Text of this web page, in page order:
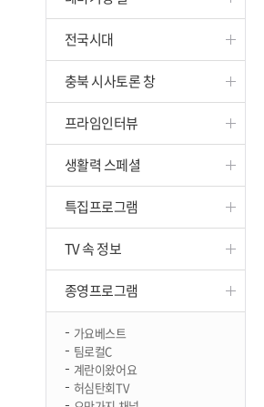
전국시대
충북 시사토론 창
프라임인터뷰
생활력 스페셜
특집프로그램
TV 속 정보
종영프로그램
가요베스트
팀로컬C
계란이왔어요
허심탄회TV